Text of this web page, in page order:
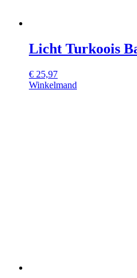
Licht Turkoois
€ 25,97
Winkelmand